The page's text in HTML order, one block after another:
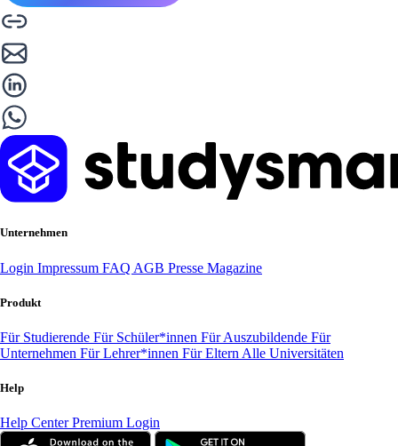
Unternehmen
Login Impressum FAQ AGB Presse Magazine
Produkt
Für Studierende Für Schüler*innen Für Auszubildende Für
Unternehmen Für Lehrer*innen Für Eltern Alle Universitäten
Help
Help CenterPremium Login